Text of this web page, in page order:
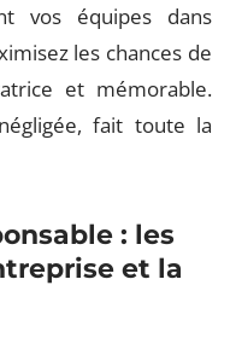
vos équipes dans
les chances de
et mémorable.
fait toute la
: les
et la